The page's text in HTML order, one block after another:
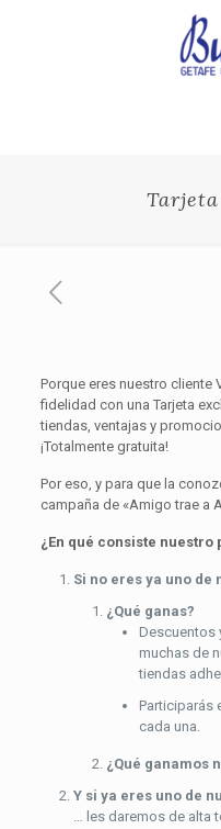
Porque eres nuestro cliente
fidelidad con una Tarjeta
tiendas, ventajas y
¡Totalmente gratuita!
Por eso, y para que la
campaña de «Amigo trae a
¿En qué consiste nuestro
Si no eres ya uno de
¿Qué ganas?
Descuentos
muchas de
tiendas
Participarás
cada una.
¿Qué ganamos
Y si ya eres uno de
… les daremos de alta